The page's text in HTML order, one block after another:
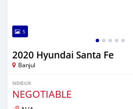
5
2020 Hyundai Santa Fe
Banjul
NDIEUK
NEGOTIABLE